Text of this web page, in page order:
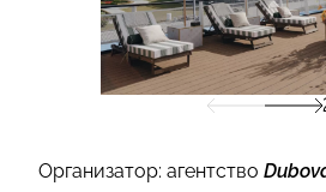
Организатор: агентство